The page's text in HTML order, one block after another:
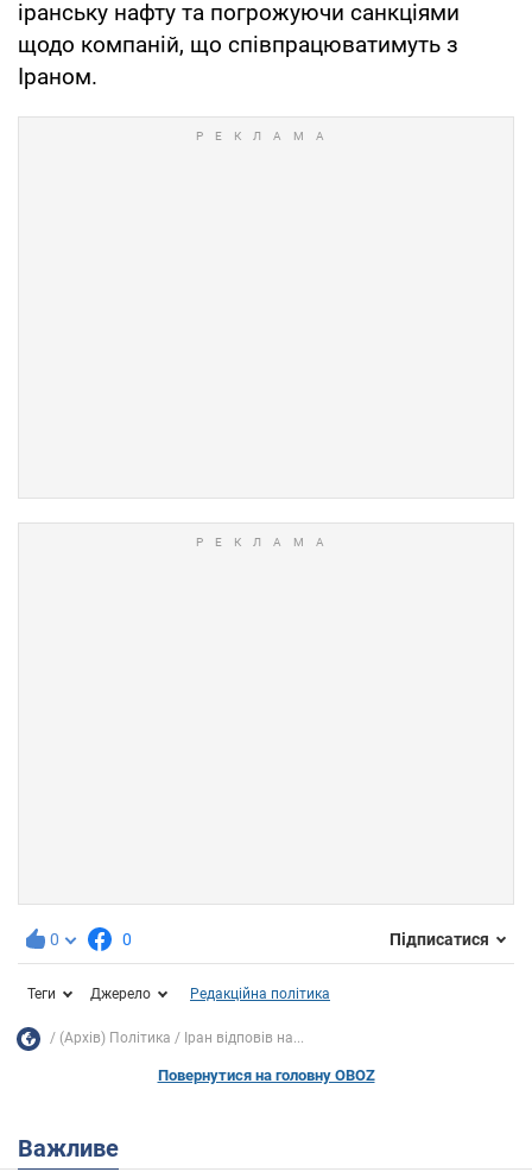
іранську нафту та погрожуючи санкціями
щодо компаній, що співпрацюватимуть з
Іраном.
0 0 Підписатися
Теги Джерело Редакційна політика
(Архів) Політика Іран відповів на...
Повернутися на головну OBOZ
Важливе